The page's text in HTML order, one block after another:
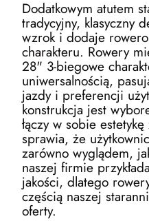
Dodatkowym atutem
tradycyjny, klasyczny
wzrok i dodaje
charakteru. Rowery
28" 3-biegowe
uniwersalnością,
jazdy i preferencji
konstrukcja jest
łączy w sobie
sprawia, że
zarówno wyglądem,
naszej firmie
jakości, dlatego
częścią naszej
oferty.